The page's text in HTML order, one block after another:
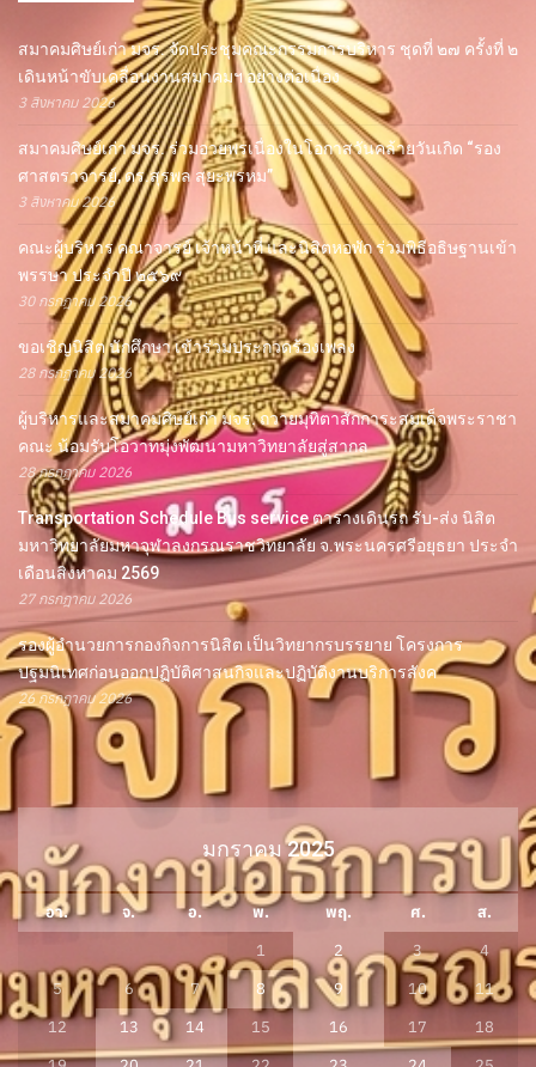
สมาคมศิษย์เก่า มจร. จัดประชุมคณะกรรมการบริหาร ชุดที่ ๒๗ ครั้งที่ ๒
เดินหน้าขับเคลื่อนงานสมาคมฯ อย่างต่อเนื่อง
3 สิงหาคม 2026
สมาคมศิษย์เก่า มจร. ร่วมอวยพรเนื่องในโอกาสวันคล้ายวันเกิด “รอง
ศาสตราจารย์, ดร.สุรพล สุยะพรหม”
3 สิงหาคม 2026
คณะผู้บริหาร คณาจารย์ เจ้าหน้าที่ และนิสิตหอพัก ร่วมพิธีอธิษฐานเข้า
พรรษา ประจำปี ๒๕๖๙
30 กรกฎาคม 2026
ขอเชิญนิสิต นักศึกษา เข้าร่วมประกวดร้องเพลง
28 กรกฎาคม 2026
ผู้บริหารและสมาคมศิษย์เก่า มจร. ถวายมุทิตาสักการะสมเด็จพระราชา
คณะ น้อมรับโอวาทมุ่งพัฒนามหาวิทยาลัยสู่สากล
28 กรกฎาคม 2026
Transportation Schedule Bus service ตารางเดินรถ รับ-ส่ง นิสิต
มหาวิทยาลัยมหาจุฬาลงกรณราชวิทยาลัย จ.พระนครศรีอยุธยา ประจำ
เดือนสิงหาคม 2569
27 กรกฎาคม 2026
รองผู้อำนวยการกองกิจการนิสิต เป็นวิทยากรบรรยาย โครงการ
ปฐมนิเทศก่อนออกปฏิบัติศาสนกิจและปฏิบัติงานบริการสังค
26 กรกฎาคม 2026
มกราคม 2025
อา. จ. อ. พ. พฤ. ศ.
ส.
1
2 3
4
5
6 7 8 9 10
11
12
13 14 15 16 17
18